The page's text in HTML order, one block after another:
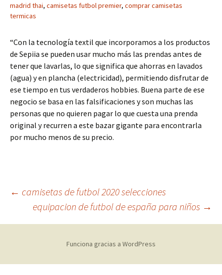
madrid thai, camisetas futbol premier, comprar camisetas
termicas
“Con la tecnología textil que incorporamos a los productos
de Sepiia se pueden usar mucho más las prendas antes de
tener que lavarlas, lo que significa que ahorras en lavados
(agua) y en plancha (electricidad), permitiendo disfrutar de
ese tiempo en tus verdaderos hobbies. Buena parte de ese
negocio se basa en las falsificaciones y son muchas las
personas que no quieren pagar lo que cuesta una prenda
original y recurren a este bazar gigante para encontrarla
por mucho menos de su precio.
Navegación
de
entradas
← camisetas de futbol 2020 selecciones
equipacion de futbol de españa para niños →
Funciona gracias a WordPress